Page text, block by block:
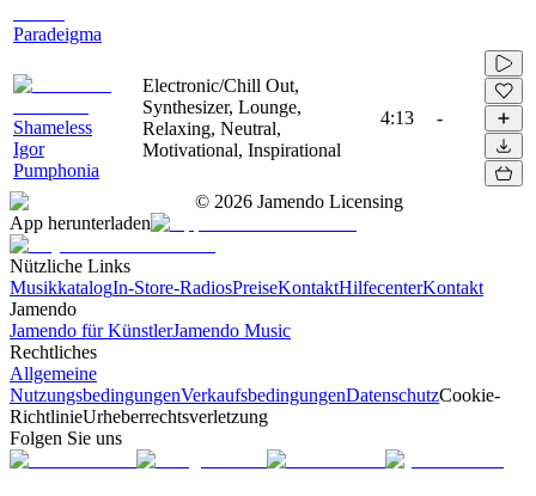
Paradeigma
Shameless
Igor
Pumphonia
Electronic/Chill Out,
Synthesizer, Lounge,
Relaxing, Neutral,
Motivational, Inspirational
4:13 -
© 2026 Jamendo Licensing
App herunterladen
Nützliche Links
MusikkatalogIn-Store-RadiosPreiseKontaktHilfecenterKontakt
Jamendo
Jamendo für KünstlerJamendo Music
Rechtliches
Allgemeine
NutzungsbedingungenVerkaufsbedingungenDatenschutzCookie-
RichtlinieUrheberrechtsverletzung
Folgen Sie uns